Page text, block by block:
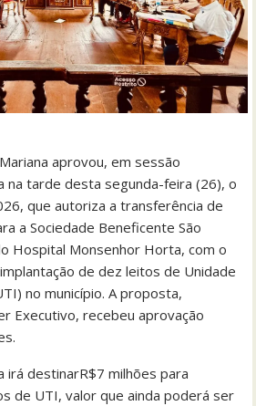
aprovou, em sessão
na tarde desta segunda-feira (26), o
que autoriza a transferência de
a Sociedade Beneficente São
Hospital Monsenhor Horta, com o
de dez leitos de Unidade
no município. A proposta,
Executivo, recebeu aprovação
irá destinarR$7 milhões para
de UTI, valor que ainda poderá ser